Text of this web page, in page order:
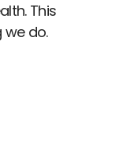
This
we do.